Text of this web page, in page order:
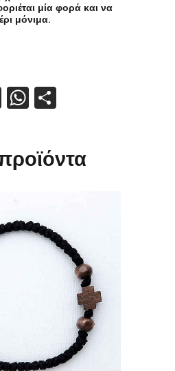
μία φορά και να
μόνιμα.
EmailWhatsApp